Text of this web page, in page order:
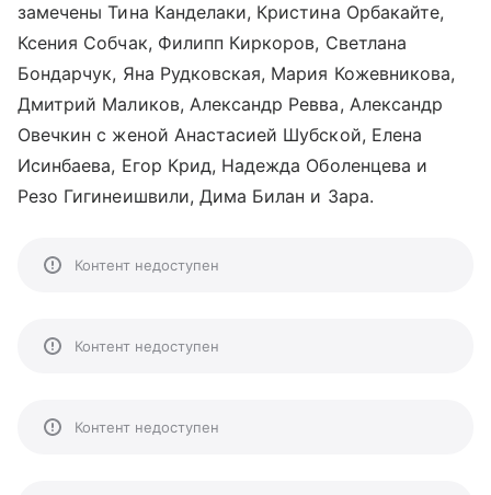
замечены Тина Канделаки, Кристина Орбакайте,
Ксения Собчак, Филипп Киркоров, Светлана
Бондарчук, Яна Рудковская, Мария Кожевникова,
Дмитрий Маликов, Александр Ревва, Александр
Овечкин с женой Анастасией Шубской, Елена
Исинбаева, Егор Крид, Надежда Оболенцева и
Резо Гигинеишвили, Дима Билан и Зара.
Контент недоступен
Контент недоступен
Контент недоступен